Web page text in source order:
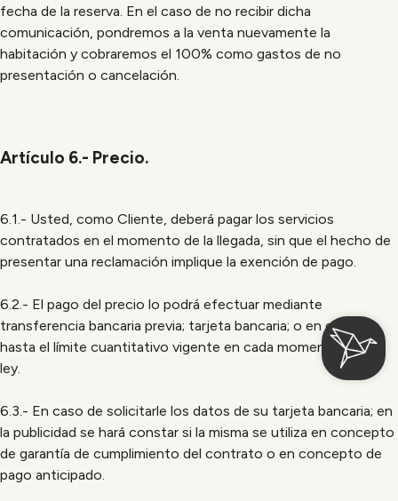
fecha de la reserva. En el caso de no recibir dicha
comunicación, pondremos a la venta nuevamente la
habitación y cobraremos el 100% como gastos de no
presentación o cancelación.
Artículo 6.- Precio.
6.1.- Usted, como Cliente, deberá pagar los servicios
contratados en el momento de la llegada, sin que el hecho de
presentar una reclamación implique la exención de pago.
6.2.- El pago del precio lo podrá efectuar mediante
transferencia bancaria previa; tarjeta bancaria; o en efectivo
hasta el límite cuantitativo vigente en cada momento según
ley.
6.3.- En caso de solicitarle los datos de su tarjeta bancaria; en
la publicidad se hará constar si la misma se utiliza en concepto
de garantía de cumplimiento del contrato o en concepto de
pago anticipado.